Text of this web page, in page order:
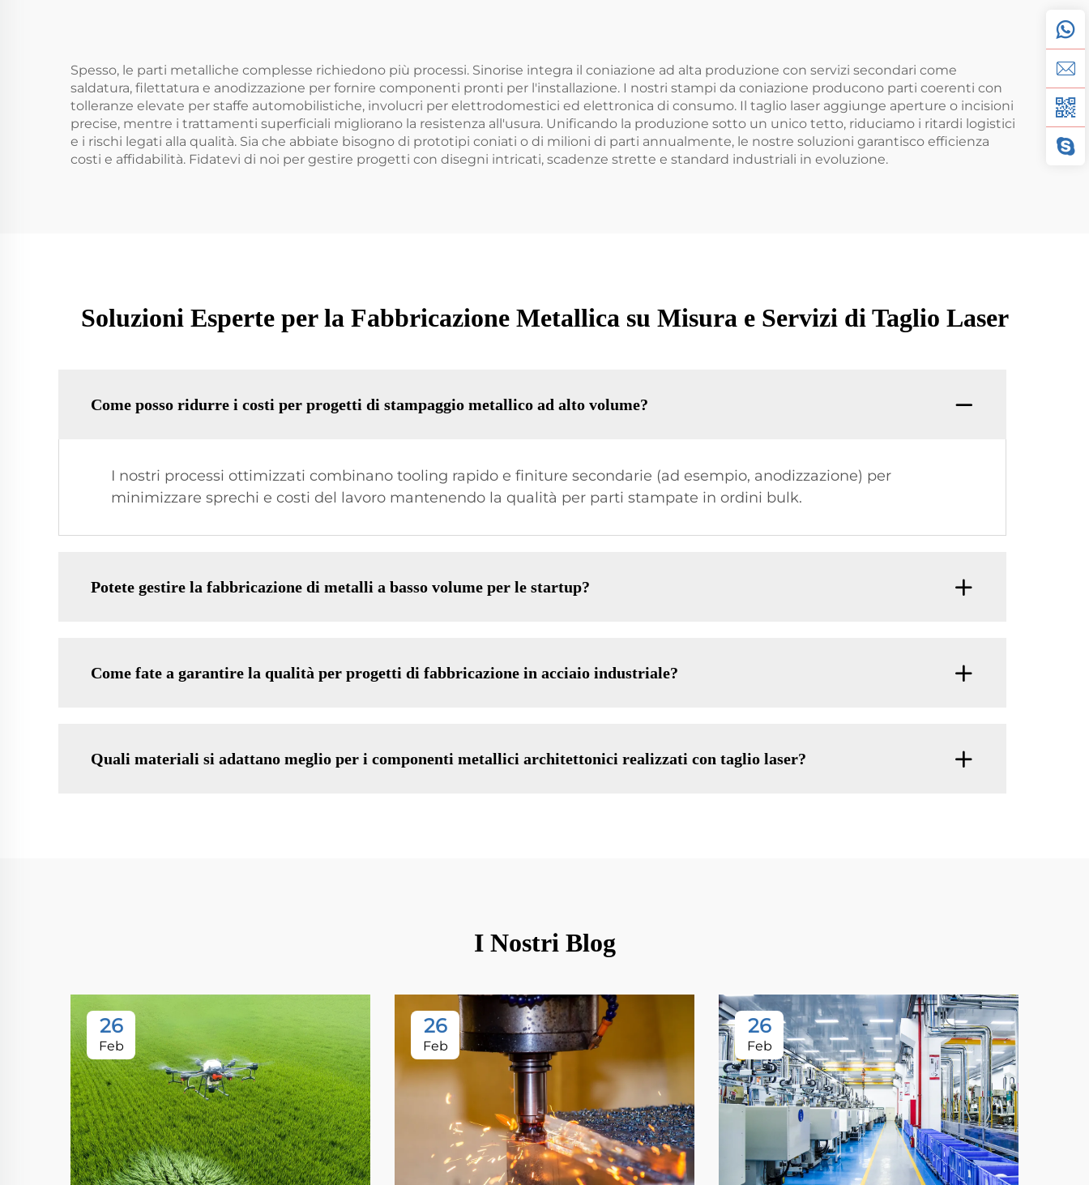
Spesso, le parti metalliche complesse richiedono più processi. Sinorise integra il coniazione ad alta produzione con servizi secondari come
saldatura, filettatura e anodizzazione per fornire componenti pronti per l'installazione. I nostri stampi da coniazione producono parti coerenti con
tolleranze elevate per staffe automobilistiche, involucri per elettrodomestici ed elettronica di consumo. Il taglio laser aggiunge aperture o incisioni
precise, mentre i trattamenti superficiali migliorano la resistenza all'usura. Unificando la produzione sotto un unico tetto, riduciamo i ritardi logistici
e i rischi legati alla qualità. Sia che abbiate bisogno di prototipi coniati o di milioni di parti annualmente, le nostre soluzioni garantisco efficienza
costi e affidabilità. Fidatevi di noi per gestire progetti con disegni intricati, scadenze strette e standard industriali in evoluzione.
Soluzioni Esperte per la Fabbricazione Metallica su Misura e Servizi di Taglio Laser
Come posso ridurre i costi per progetti di stampaggio metallico ad alto volume?
I nostri processi ottimizzati combinano tooling rapido e finiture secondarie (ad esempio, anodizzazione) per
minimizzare sprechi e costi del lavoro mantenendo la qualità per parti stampate in ordini bulk.
Potete gestire la fabbricazione di metalli a basso volume per le startup?
Come fate a garantire la qualità per progetti di fabbricazione in acciaio industriale?
Quali materiali si adattano meglio per i componenti metallici architettonici realizzati con taglio laser?
I Nostri Blog
26
Feb
26
Feb
26
Feb